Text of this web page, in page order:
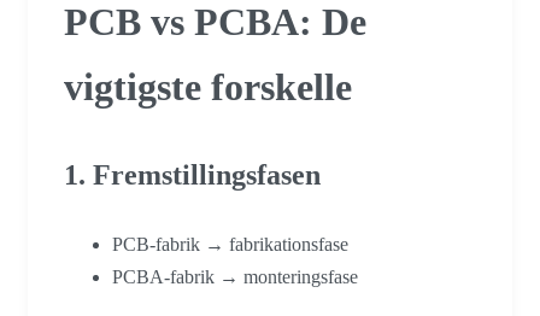
PCB vs PCBA: De
vigtigste forskelle
1. Fremstillingsfasen
PCB-fabrik → fabrikationsfase
PCBA-fabrik → monteringsfase